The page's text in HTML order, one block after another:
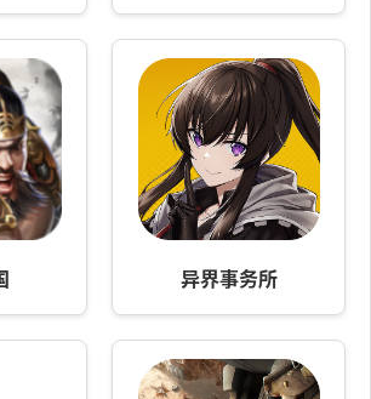
异界事务所